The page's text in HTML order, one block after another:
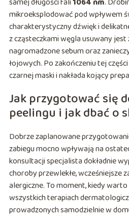
mikroeksplodować pod wpływem
charakterystyczny dźwięk i
z cząsteczkami węgla usuwany
nagromadzone sebum oraz
łojowych. Po zakończeniu tej
czarnej maski i nakłada kojący
Jak przygotować się
peelingu i jak dbać o
Dobrze zaplanowane
zabiegu mocno wpływają na
konsultacji specjalista dokładnie
choroby przewlekłe, wcześniejsze
alergiczne. To moment, kiedy
wszystkich terapiach
prowadzonych samodzielnie w